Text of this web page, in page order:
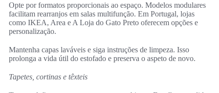
Opte por formatos proporcionais ao espaço. Modelos modulares
facilitam rearranjos em salas multifunção. Em Portugal, lojas
como IKEA, Area e A Loja do Gato Preto oferecem opções e
personalização.
Mantenha capas laváveis e siga instruções de limpeza. Isso
prolonga a vida útil do estofado e preserva o aspeto de novo.
Tapetes, cortinas e têxteis